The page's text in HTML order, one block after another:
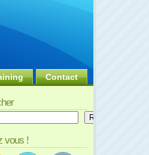
Contact
Rechercher
vous !